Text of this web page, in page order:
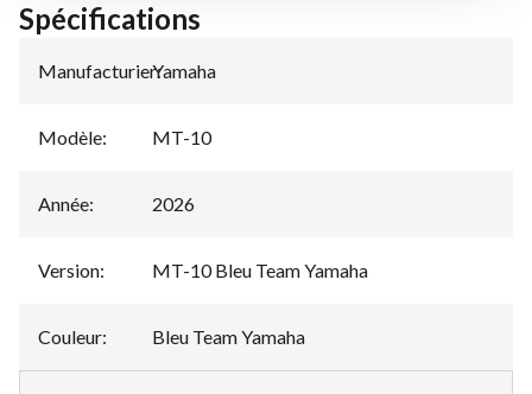
Spécifications
Manufacturier:
Yamaha
Modèle: MT-10
Année: 2026
Version: MT-10 Bleu Team Yamaha
Couleur: Bleu Team Yamaha